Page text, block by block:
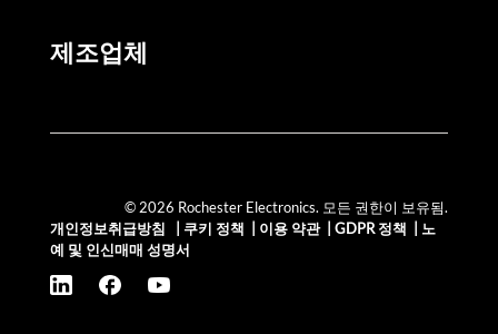
제조업체
© 2026 Rochester Electronics. 모든 권한이 보유됨.
개인정보취급방침
쿠키 정책 이용 약관| GDPR 정책
노
예 및 인신매매 성명서